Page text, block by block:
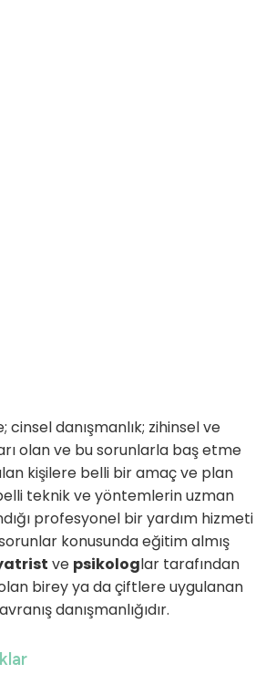
cinsel danışmanlık; zihinsel ve
olan ve bu sorunlarla baş etme
kişilere belli bir amaç ve plan
teknik ve yöntemlerin uzman
profesyonel bir yardım hizmeti
konusunda eğitim almış
ve psikologlar tarafından
birey ya da çiftlere uygulanan
danışmanlığıdır.